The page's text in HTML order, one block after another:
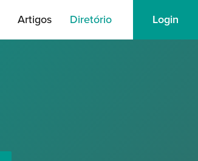
Artigos Diretório Login